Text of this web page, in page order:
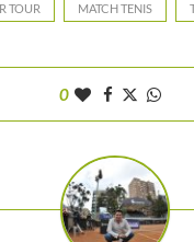
TOUR MATCH TENIS
0